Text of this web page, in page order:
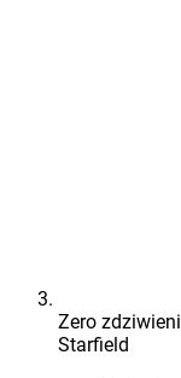
Zero
Starfield